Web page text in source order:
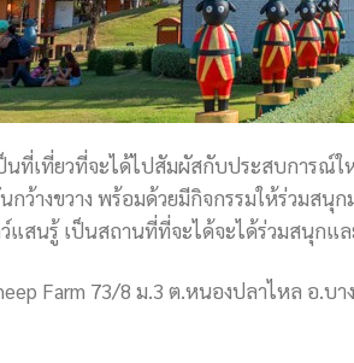
นที่เที่ยวที่จะได้ไปสัมผัสกับประสบการณ์
ว้างขวาง พร้อมด้วยมีกิจกรรมให้ร่วมสนุ
ว์แสนรู้ เป็นสถานที่ที่จะได้จะได้ร่วมสนุ
Farm 73/8 ม.3 ต.หนองปลาไหล อ.บา